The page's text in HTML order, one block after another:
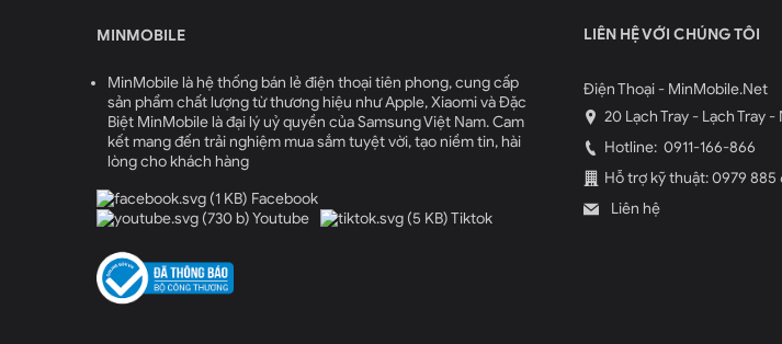
MINMOBILE
MinMobile là hệ thống bán lẻ điện thoại tiên phong, cung cấp
sản phẩm chất lượng từ thương hiệu như Apple, Xiaomi và Đặc
Biệt MinMobile là đại lý uỷ quyền của Samsung Việt Nam. Cam
kết mang đến trải nghiệm mua sắm tuyệt vời, tạo niềm tin, hài
lòng cho khách hàng
Facebook
Youtube
Tiktok
LIÊN HỆ VỚI CHÚNG TÔI
Điện Thoại - MinMobile.Net
20 Lạch Tray - Lạch Tray
Hotline: 0911-166-866
Hỗ trợ kỹ thuật: 0979 885
Liên hệ